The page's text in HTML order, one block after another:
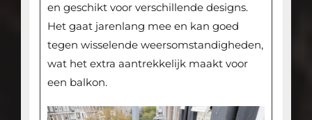
en geschikt voor verschillende designs.
Het gaat jarenlang mee en kan goed
tegen wisselende weersomstandigheden,
wat het extra aantrekkelijk maakt voor
een balkon.